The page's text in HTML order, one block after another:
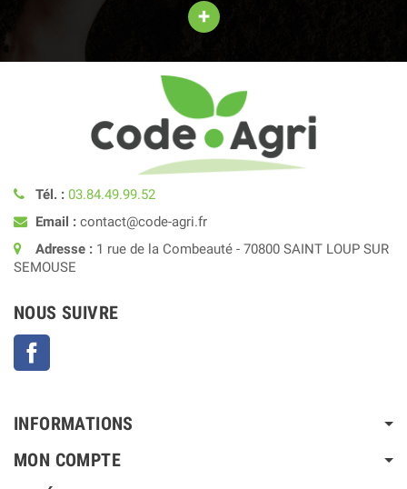
+
Tél. : 03.84.49.99.52
Email : contact@code-agri.fr
Adresse : 1 rue de la Combeauté - 70800 SAINT LOUP SUR
SEMOUSE
NOUS SUIVRE
INFORMATIONS
MON COMPTE